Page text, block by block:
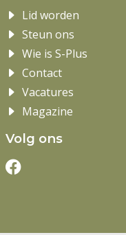
Lid worden
Steun ons
Wie is S-Plus
Contact
Vacatures
Magazine
Volg ons